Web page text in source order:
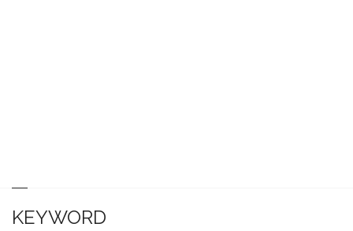
KEYWORD